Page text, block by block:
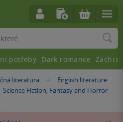
literatura »English literature
»
Science Fiction, Fantasy and Horror
potřeby Dark romance